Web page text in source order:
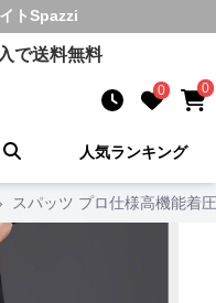
トSpazzi
で送料無料
0 0
人気ランキング
› スパッツ プロ仕様高機能着